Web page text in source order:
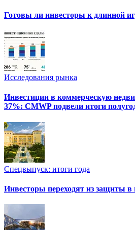
Готовы ли инвесторы к длинной
Исследования рынка
Инвестиции в коммерческую
37%: CMWP подвели итоги
Спецвыпуск: итоги года
Инвесторы переходят из защиты в